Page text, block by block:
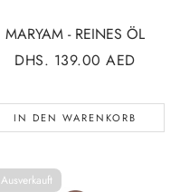
MARYAM - REINES ÖL
NORMALER
DHS. 139.00 AED
IN DEN WARENKORB
Ausverkauft